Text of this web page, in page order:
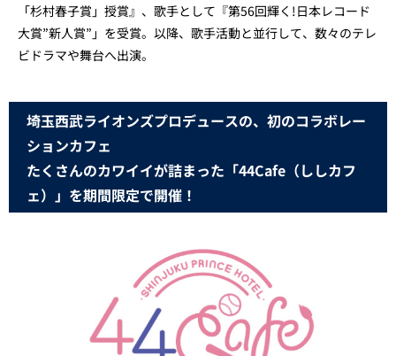
「杉村春子賞」授賞』、歌手として『第56回輝く!日本レコード
大賞”新人賞”」を受賞。以降、歌手活動と並行して、数々のテレ
ビドラマや舞台へ出演。
埼玉西武ライオンズプロデュースの、初のコラボレー
ションカフェ
たくさんのカワイイが詰まった「44Cafe（ししカフ
ェ）」を期間限定で開催！